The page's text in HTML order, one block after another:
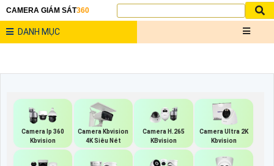
CAMERA GIÁM SÁT360
DANH MỤC
Camera Ip 360
Kbvision
Camera Kbvision
4K Siêu Nét
Camera H.265
KBvision
Camera Ultra 2K
Kbvision